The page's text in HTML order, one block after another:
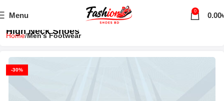
Menu 0 0.00
High Neck Shoes
Home Men's Footwear
-30%